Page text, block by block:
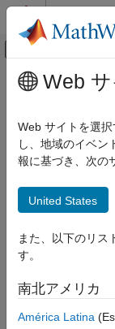
コンテンツへスキップ
オフキ
リソース
ステータス
メインコンテン
Web
Web サイトを選
し、地域のイベン
報に基づき、次の
United States
また、以下のリス
す。
南北アメリカ
América Latina